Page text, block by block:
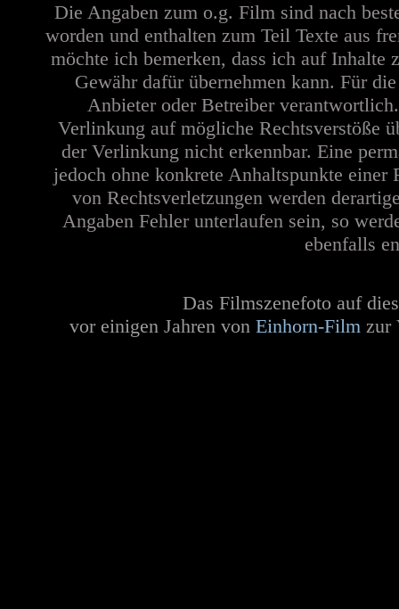
Die Angaben zum o.g. Film sind nach
worden und enthalten zum Teil Texte aus
möchte ich bemerken, dass ich auf Inhalte
Gewähr dafür übernehmen kann. Für
Anbieter oder Betreiber
Verlinkung auf mögliche Rechtsverstöße
der Verlinkung nicht erkennbar. Eine
jedoch ohne konkrete Anhaltspunkte
von Rechtsverletzungen werden
Angaben Fehler unterlaufen sein, so
ebenfalls
Das Filmszenefoto auf
vor einigen Jahren von Einhorn-Film zur